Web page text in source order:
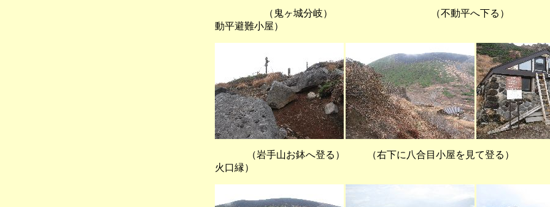
（鬼ヶ城分岐） （不動平へ下る
動平避難小屋）
（岩手山お鉢へ登る） （右下に八合目小屋を見て登る） （
火口縁）